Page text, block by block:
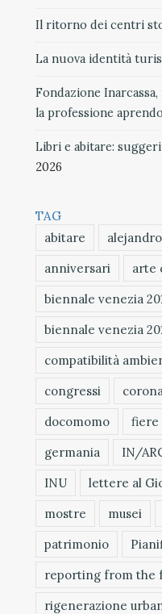
Il ritorno dei centri
La nuova identità
Fondazione
la professione
Libri e abitare:
2026
TAG
abitare
anniversari
arte
biennale venezia
biennale venezia
compatibilità
congressi
docomomo
fiere
germania
IN/
INU
lettere al
mostre
musei
patrimonio
reporting from the
rigenerazione